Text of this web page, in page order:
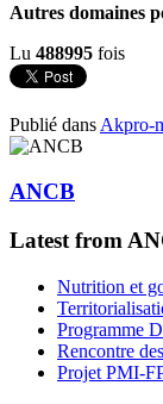
Autres domaines
Lu 488995 fois
Publié dans Akpro-
ANCB
Latest from
Nutrition et
Programme
Rencontre
Projet PMI-